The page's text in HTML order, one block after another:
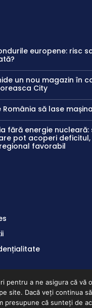
europene: risc
un nou magazin în
City
să lase
fără energie
pot acoperi
favorabil
ClubEconomic @2026
pentru a ne asigura că vă
site. Dacă veți continua
presupune că sunteți de